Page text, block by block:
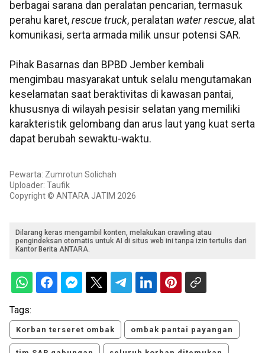
berbagai sarana dan peralatan pencarian, termasuk
perahu karet, rescue truck, peralatan water rescue, alat
komunikasi, serta armada milik unsur potensi SAR.
Pihak Basarnas dan BPBD Jember kembali
mengimbau masyarakat untuk selalu mengutamakan
keselamatan saat beraktivitas di kawasan pantai,
khususnya di wilayah pesisir selatan yang memiliki
karakteristik gelombang dan arus laut yang kuat serta
dapat berubah sewaktu-waktu.
Pewarta: Zumrotun Solichah
Uploader: Taufik
Copyright © ANTARA JATIM 2026
Dilarang keras mengambil konten, melakukan crawling atau
pengindeksan otomatis untuk AI di situs web ini tanpa izin tertulis dari
Kantor Berita ANTARA.
Tags:
Korban terseret ombak ombak pantai payangan